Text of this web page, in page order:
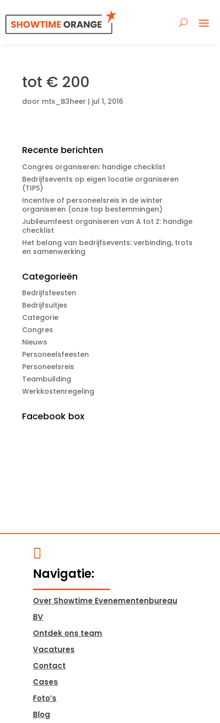
tot € 200
door mtx_B3heer | jul 1, 2016
Recente berichten
Congres organiseren: handige checklist
Bedrijfsevents op eigen locatie organiseren
(TIPS)
Incentive of personeelsreis in de winter
organiseren (onze top bestemmingen)
Jubileumfeest organiseren van A tot Z: handige
checklist
Het belang van bedrijfsevents: verbinding, trots
en samenwerking
Categorieën
Bedrijfsfeesten
Bedrijfsuitjes
Categorie
Congres
Nieuws
Personeelsfeesten
Personeelsreis
Teambuilding
Werkkostenregeling
Facebook box

Navigatie:
Over Showtime Evenementenbureau
BV
Ontdek ons team
Vacatures
Contact
Cases
Foto’s
Blog